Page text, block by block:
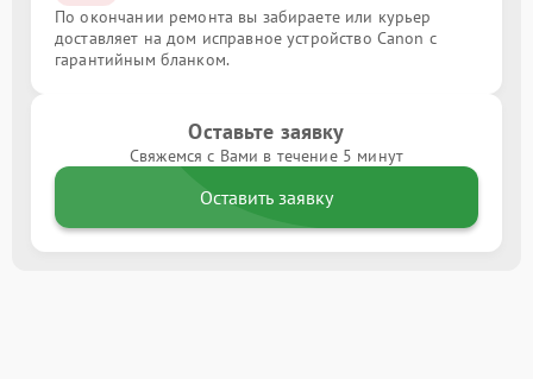
По окончании ремонта вы забираете или курьер
доставляет на дом исправное устройство Canon с
гарантийным бланком.
Оставьте заявку
Свяжемся с Вами в течение 5 минут
Оставить заявку